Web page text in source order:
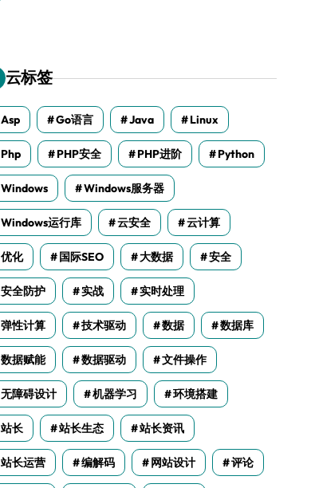
云标签
Asp Go语言 Java Linux
Php PHP安全 PHP进阶 Python
Windows Windows服务器
Windows运行库 云安全 云计算
优化 国际SEO 大数据 安全
安全防护 实战 实时处理
弹性计算 技术驱动 数据 数据库
数据赋能 数据驱动 文件操作
无障碍设计 机器学习 环境搭建
站长 站长生态 站长资讯
站长运营 编解码 网站设计 评论